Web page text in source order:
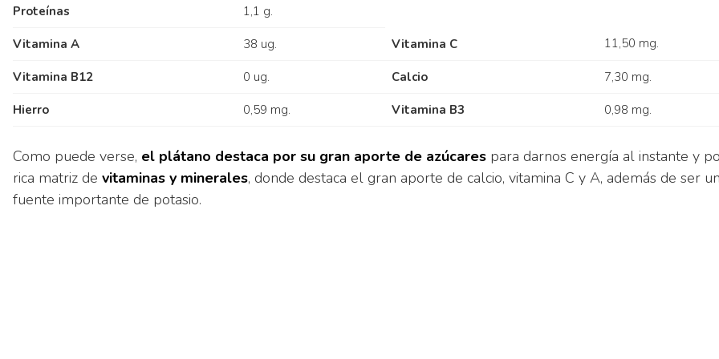
Proteínas 1,1 g.
Vitamina A 38 ug. Vitamina C 11,50 mg.
Vitamina B12 0 ug. Calcio 7,30 mg.
Hierro 0,59 mg. Vitamina B3 0,98 mg.
Como puede verse, el plátano destaca por su gran aporte de azúcares para darnos energía al instante y
rica matriz de vitaminas y minerales, donde destaca el gran aporte de calcio, vitamina C y A, además de ser
fuente importante de potasio.